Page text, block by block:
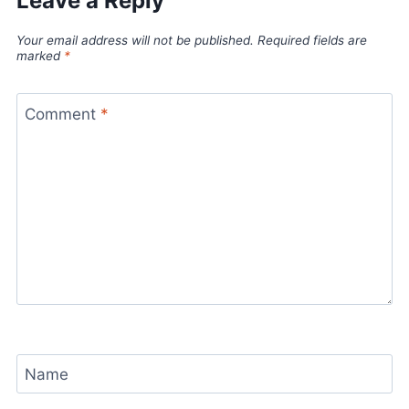
Your email address will not be published. Required fields are
marked *
Comment *
Name